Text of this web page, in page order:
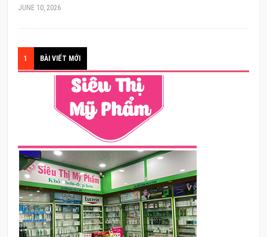
JUNE 10, 2026
1 BÀI VIẾT MỚI